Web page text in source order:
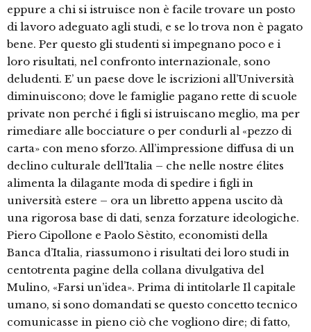
eppure a chi si istruisce non è facile trovare un posto
di lavoro adeguato agli studi, e se lo trova non è pagato
bene. Per questo gli studenti si impegnano poco e i
loro risultati, nel confronto internazionale, sono
deludenti. E’ un paese dove le iscrizioni all’Università
diminuiscono; dove le famiglie pagano rette di scuole
private non perché i figli si istruiscano meglio, ma per
rimediare alle bocciature o per condurli al «pezzo di
carta» con meno sforzo. All’impressione diffusa di un
declino culturale dell’Italia – che nelle nostre élites
alimenta la dilagante moda di spedire i figli in
università estere – ora un libretto appena uscito dà
una rigorosa base di dati, senza forzature ideologiche.
Piero Cipollone e Paolo Sèstito, economisti della
Banca d’Italia, riassumono i risultati dei loro studi in
centotrenta pagine della collana divulgativa del
Mulino, «Farsi un’idea». Prima di intitolarle Il capitale
umano, si sono domandati se questo concetto tecnico
comunicasse in pieno ciò che vogliono dire; di fatto,